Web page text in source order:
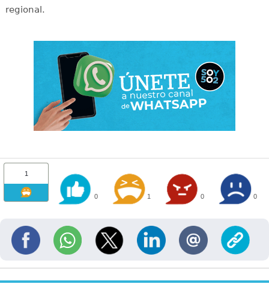
regional.
1
0 1 0 0